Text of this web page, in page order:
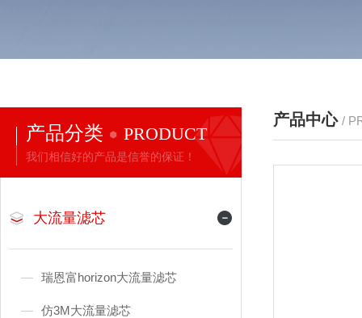
产品分类 PRODUCT
我们相信好的产品是信誉的保证！
大流量滤芯
瑞恩富horizon大流量滤芯
仿3M大流量滤芯
产品中心 /